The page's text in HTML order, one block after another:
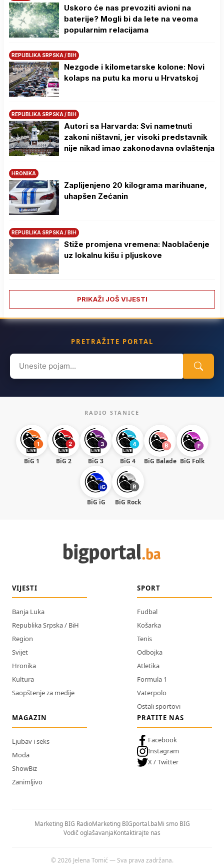
Uskoro će nas prevoziti avioni na
baterije? Mogli bi da lete na veoma
popularnim relacijama
REPUBLIKA SRPSKA / BIH
Nezgode i kilometarske kolone: Novi
kolaps na putu ka moru u Hrvatskoj
REPUBLIKA SRPSKA / BIH
Autori sa Harvarda: Svi nametnuti
zakoni ništavni, jer visoki predstavnik
nije nikad imao zakonodavna ovlaštenja
HRONIKA
Zaplijenjeno 20 kilograma marihuane,
uhapšen Zećanin
REPUBLIKA SRPSKA / BIH
Stiže promjena vremena: Naoblačenje
uz lokalnu kišu i pljuskove
PRIKAŽI JOŠ VIJESTI
PRETRAŽITE PORTAL
Search
for:
RADIO STANICE
BiG 1 BiG 2 BiG 3 BiG 4 BiG Balade BiG Folk
BiG iG BiG Rock
VIJESTI
Banja Luka
Republika Srpska / BiH
Region
Svijet
Hronika
Kultura
Saopštenje za medije
SPORT
Fudbal
Košarka
Tenis
Odbojka
Atletika
Formula 1
Vaterpolo
Ostali sportovi
MAGAZIN
Ljubav i seks
Moda
ShowBiz
Zanimljivo
PRATITE NAS
Facebook
Instagram
X / Twitter
Marketing BIG RadioMarketing BIGportal.baMi smo BIG
Vodič oglašavanjaKontaktirajte nas
© 2026 Jelena Tomić — Sva prava zadržana.